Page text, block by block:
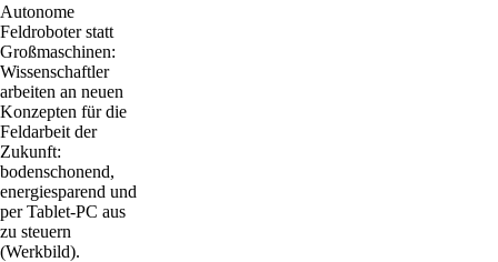
Autonome
Feldroboter statt
Großmaschinen:
Wissenschaftler
arbeiten an neuen
Konzepten für die
Feldarbeit der
Zukunft:
bodenschonend,
energiesparend und
per Tablet-PC aus
zu steuern
(Werkbild).